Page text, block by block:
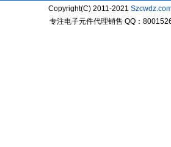
Copyright(C) 2011-2021
专注电子元件代理销售 QQ：